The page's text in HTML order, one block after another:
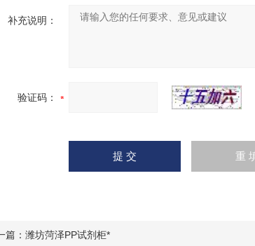
补充说明：
验证码：
篇： 潍坊菏泽PP试剂柜*